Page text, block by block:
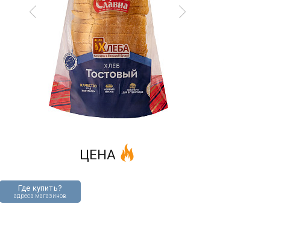
Где купить?
адреса магазинов
ЦЕНА